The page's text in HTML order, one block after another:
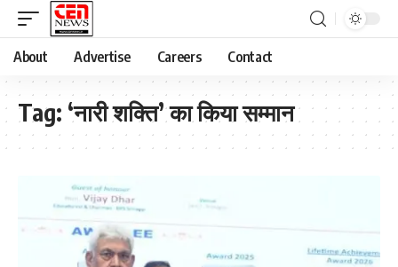
About Advertise Careers Contact
Tag: ‘नारी शक्ति’ का किया सम्मान